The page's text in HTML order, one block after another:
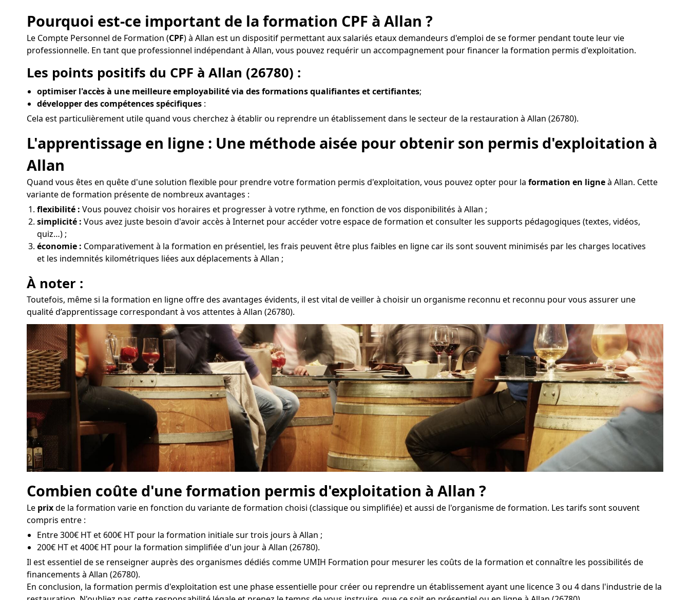
Pourquoi est-ce important de la formation CPF à Allan ?
Le Compte Personnel de Formation (CPF) à Allan est un dispositif permettant aux salariés etaux demandeurs d'emploi de se former pendant toute leur vie
professionnelle. En tant que professionnel indépendant à Allan, vous pouvez requérir un accompagnement pour financer la formation permis d'exploitation.
Les points positifs du CPF à Allan (26780) :
optimiser l'accès à une meilleure employabilité via des formations qualifiantes et certifiantes;
développer des compétences spécifiques :
Cela est particulièrement utile quand vous cherchez à établir ou reprendre un établissement dans le secteur de la restauration à Allan (26780).
L'apprentissage en ligne : Une méthode aisée pour obtenir son permis d'exploitation à
Allan
Quand vous êtes en quête d'une solution flexible pour prendre votre formation permis d'exploitation, vous pouvez opter pour la formation en ligneà Allan. Cette
variante de formation présente de nombreux avantages :
flexibilité : Vous pouvez choisir vos horaires et progresser à votre rythme, en fonction de vos disponibilités à Allan ;
simplicité : Vous avez juste besoin d'avoir accès à Internet pour accéder votre espace de formation et consulter les supports pédagogiques (textes, vidéos,
quiz…) ;
économie : Comparativement à la formation en présentiel, les frais peuvent être plus faibles en ligne car ils sont souvent minimisés par les charges locatives
et les indemnités kilométriques liées aux déplacements à Allan ;
À noter :
Toutefois, même si la formation en ligne offre des avantages évidents, il est vital de veiller à choisir un organisme reconnu et reconnu pour vous assurer une
qualité d’apprentissage correspondant à vos attentes à Allan (26780).
Combien coûte d'une formation permis d'exploitation à Allan ?
Le prixde la formation varie en fonction du variante de formation choisi (classique ou simplifiée) et aussi de l'organisme de formation. Les tarifs sont souvent
compris entre :
Entre 300€ HT et 600€ HT pour la formation initiale sur trois jours à Allan ;
200€ HT et 400€ HT pour la formation simplifiée d'un jour à Allan (26780).
Il est essentiel de se renseigner auprès des organismes dédiés comme UMIH Formation pour mesurer les coûts de la formation et connaître les possibilités de
financements à Allan (26780).
En conclusion, la formation permis d'exploitation est une phase essentielle pour créer ou reprendre un établissement ayant une licence 3 ou 4 dans l'industrie de la